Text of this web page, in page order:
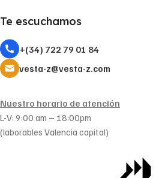
Te escuchamos
+(34) 722 79 01 84
vesta-z@vesta-z.com
Nuestro horario de atención
L-V: 9:00 am – 18:00pm
(laborables Valencia capital)